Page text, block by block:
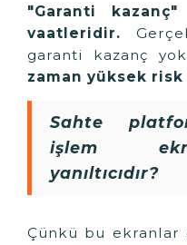
"Garanti kazanç"
vaatleridir.
garanti kazanç
zaman yüksek
Sahte
işlem
yanıltıcıdır?
Çünkü bu ekranlar